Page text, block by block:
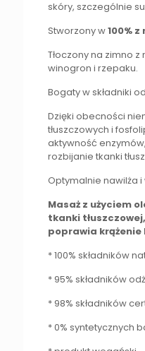
skóry, szczególnie
Stworzony w100%
Tłoczony na zimno z
winogron i rzepaku.
Bogaty w składniki
Dzięki obecności
tłuszczowych i
aktywność
rozbijanie tkanki
Optymalnie nawilża i
Masaż z użyciem
tkanki
poprawia
* 100% składników
* 95% składników
* 98% składników
* 0% syntetycznych